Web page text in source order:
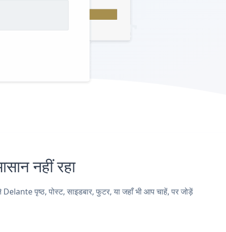
नहीं रहा
पृष्ठ, पोस्ट, साइडबार, फुटर, या जहाँ भी आप चाहें, पर जोड़ें